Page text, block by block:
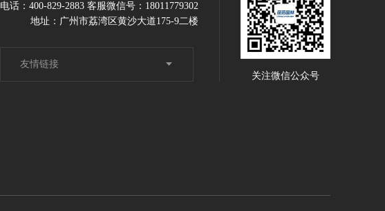
电话：400-829-2883 客服微信号：18011779302
地址：广州市荔湾区黄沙大道175-9二楼
友情链接
关注微信公众号